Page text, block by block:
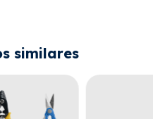
similares